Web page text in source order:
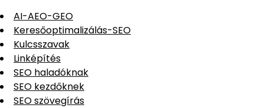
AI-AEO-GEO
Keresőoptimalizálás-SEO
Kulcsszavak
Linképítés
SEO haladóknak
SEO kezdőknek
SEO szövegírás